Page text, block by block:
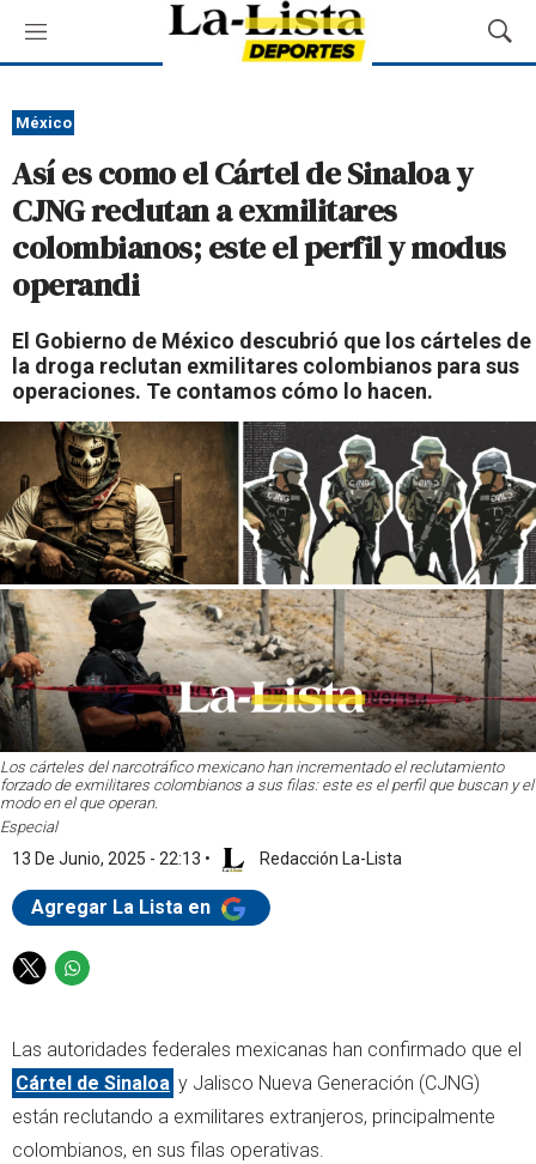
M
e
ú
M
o
ú
e
d
México
Así es como el Cártel de Sinaloa y
CJNG reclutan a exmilitares
colombianos; este el perfil y modus
operandi
El Gobierno de México descubrió que los cárteles de
la droga reclutan exmilitares colombianos para sus
operaciones. Te contamos cómo lo hacen.
Los cárteles del narcotráfico mexicano han incrementado el reclutamiento
forzado de exmilitares colombianos a sus filas: este es el perfil que buscan y el
modo en el que operan.
Especial
13 De Junio, 2025 - 22:13 • Redacción La-Lista
Agregar La Lista en
T
t
t
e
r
W
t
s
a
p
p
Las autoridades federales mexicanas han confirmado que el
Cártel de Sinaloa y Jalisco Nueva Generación (CJNG)
están reclutando a exmilitares extranjeros, principalmente
colombianos, en sus filas operativas.